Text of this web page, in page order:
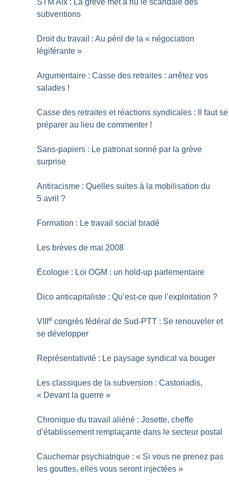
STM Aix : La grève met à nu le scandale des
subventions
Droit du travail : Au péril de la « négociation
légiférante »
Argumentaire : Casse des retraites : arrêtez vos
salades !
Casse des retraites et réactions syndicales : Il faut se
préparer au lieu de commenter !
Sans-papiers : Le patronat sonné par la grève
surprise
Antiracisme : Quelles suites à la mobilisation du
5 avril ?
Formation : Le travail social bradé
Les brèves de mai 2008
Écologie : Loi OGM : un hold-up parlementaire
Dico anticapitaliste : Qu’est-ce que l’exploitation ?
VIIIe congrès fédéral de Sud-PTT : Se renouveler et
se développer
Représentativité : Le paysage syndical va bouger
Les classiques de la subversion : Castoriadis,
« Devant la guerre »
Chronique du travail aliéné : Josette, cheffe
d’établissement remplaçante dans le secteur postal
Cauchemar psychiatrique : « Si vous ne prenez pas
les gouttes, elles vous seront injectées »